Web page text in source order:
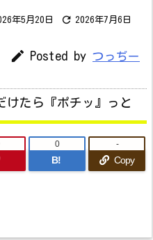
年5月20日  2026年7月6日
 Posted by つっぢー
けたら『ポチッ』っと
B!
0
Copy
-